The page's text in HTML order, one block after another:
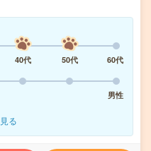
40代 50代
60代
男性
る